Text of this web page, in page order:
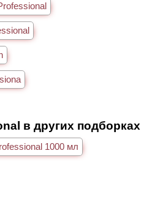
в других подборках
1000 мл